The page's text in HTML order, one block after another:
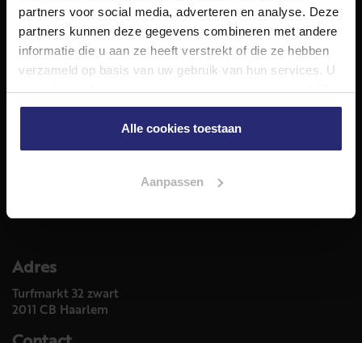
partners voor social media, adverteren en analyse. Deze
partners kunnen deze gegevens combineren met andere
informatie die u aan ze heeft verstrekt of die ze hebben
verzameld op basis van uw gebruik van hun services. U
gaat akkoord met onze cookies als u onze website blijft
gebruiken.
Alle cookies toestaan
Aanpassen
Volg ons op
Diensten
Aankoop
Meer informatie over
Adres
Turfmarkt 32 zwart
2011 CB Haarlem